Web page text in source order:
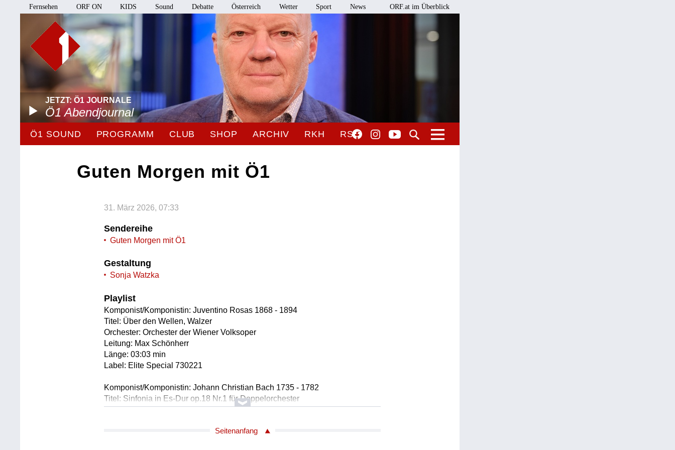
Fernsehen ORF ON KIDS Sound Debatte Österreich Wetter Sport News ORF.at im Überblick
JETZT: Ö1 JOURNALE
Ö1 Abendjournal
Ö1 SOUND PROGRAMM CLUB SHOP ARCHIV RKH RSO
Guten Morgen mit Ö1
31. März 2026, 07:33
Sendereihe
Guten Morgen mit Ö1
Gestaltung
Sonja Watzka
Playlist
Komponist/Komponistin: Juventino Rosas 1868 - 1894
Titel: Über den Wellen, Walzer
Orchester: Orchester der Wiener Volksoper
Leitung: Max Schönherr
Länge: 03:03 min
Label: Elite Special 730221
Komponist/Komponistin: Johann Christian Bach 1735 - 1782
Titel: Sinfonia in Es-Dur op.18 Nr.1 für Doppelorchester
* Allegro - 3.Satz (00:02:16)
Seitenanfang